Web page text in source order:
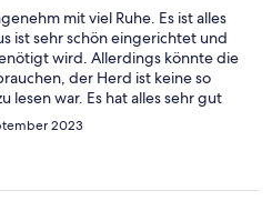
mit viel Ruhe. Es ist alles
ist sehr schön eingerichtet und
wird. Allerdings könnte die
der Herd ist keine so
lesen war. Es hat alles sehr gut
und nochmal wer Ruhe sucht
2023